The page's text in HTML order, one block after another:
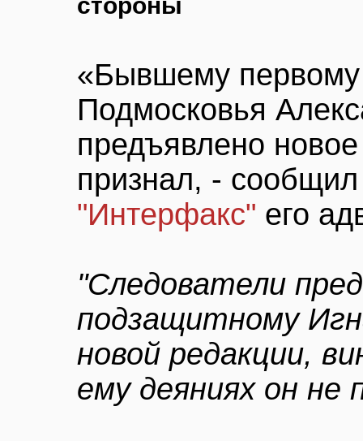
«Бывшему первому
Подмосковья
предъявлено
признал, -
"Интерфакс" его
"Следователи
подзащитному
новой редакции,
ему деяниях он не